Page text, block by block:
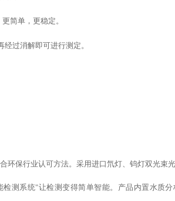
简单，更稳定。
过消解即可进行测定。
环保行业认可方法。采用进口氘灯、钨灯双光束
检测系统"让检测变得简单智能。产品内置水质